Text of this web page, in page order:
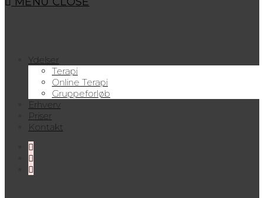
Ydelser
Terapi
Online Terapi
Gruppeforløb
Erhverv
Priser
Kontakt